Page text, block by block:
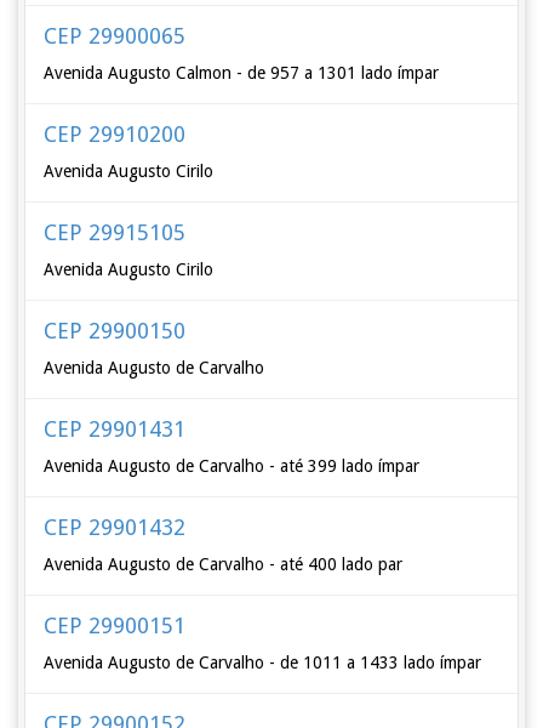
CEP 29900065
Avenida Augusto Calmon - de 957 a 1301 lado ímpar
CEP 29910200
Avenida Augusto Cirilo
CEP 29915105
Avenida Augusto Cirilo
CEP 29900150
Avenida Augusto de Carvalho
CEP 29901431
Avenida Augusto de Carvalho - até 399 lado ímpar
CEP 29901432
Avenida Augusto de Carvalho - até 400 lado par
CEP 29900151
Avenida Augusto de Carvalho - de 1011 a 1433 lado ímpar